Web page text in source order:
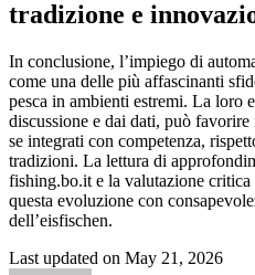
tradizione e
In conclusione, l’impiego di
come una delle più affascinanti
pesca in ambienti estremi. La loro
discussione e dai dati, può
se integrati con competenza,
tradizioni. La lettura di
fishing.bo.it e la valutazione
questa evoluzione con
dell’eisfischen.
Last updated on May 21, 2026